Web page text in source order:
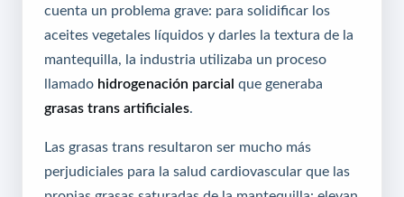
cuenta un problema grave: para solidificar los
aceites vegetales líquidos y darles la textura de la
mantequilla, la industria utilizaba un proceso
llamado hidrogenación parcial que generaba
grasas trans artificiales
Las grasas trans resultaron ser mucho más
perjudiciales para la salud cardiovascular que las